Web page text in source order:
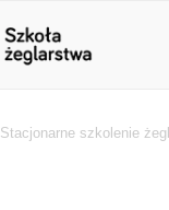
Stacjonarne szkolenie